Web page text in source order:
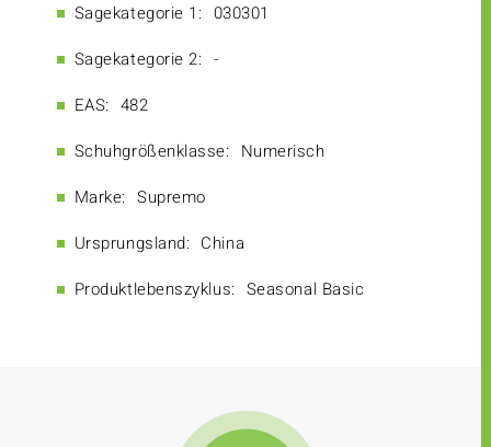
Sagekategorie 1: 030301
Sagekategorie 2: -
EAS: 482
Schuhgrößenklasse: Numerisch
Marke: Supremo
Ursprungsland: China
Produktlebenszyklus: Seasonal Basic